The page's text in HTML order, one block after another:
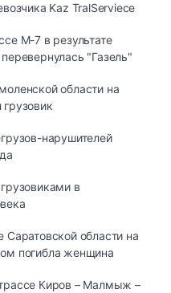
Kaz TralServiece
М-7 в результате
"Газель"
области на
нарушителей
в
Саратовской области на
погибла женщина
Киров – Малмыж –